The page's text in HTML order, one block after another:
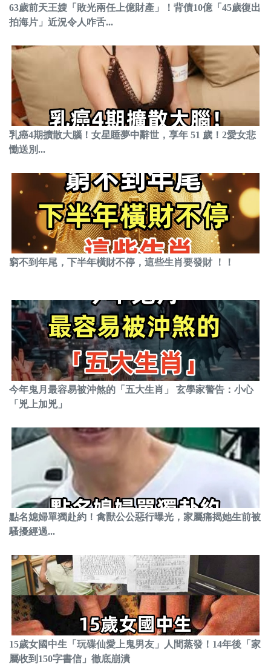
63歲前天王嫂「敗光兩任上億財產」！背債10億「45歲復出
拍海片」近況令人咋舌...
乳癌4期擴散大腦！女星睡夢中辭世，享年 51 歲！2愛女悲
慟送別...
窮不到年尾，下半年橫財不停，這些生肖要發財 ！！
今年鬼月最容易被沖煞的「五大生肖」 玄學家警告：小心
「兇上加兇」
點名媳婦單獨赴約！禽獸公公惡行曝光，家屬痛揭她生前被
騷擾經過...
15歲女國中生「玩碟仙愛上鬼男友」人間蒸發！14年後「家
屬收到150字書信」徹底崩潰